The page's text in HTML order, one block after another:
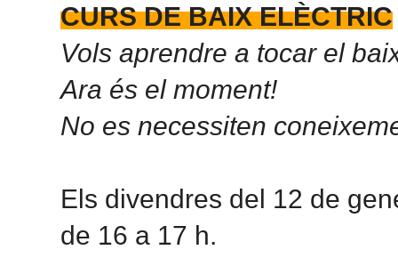
CURS DE BAIX ELÈCTRIC
Vols aprendre a tocar el
Ara és el moment!
No es necessiten
Els divendres del 12 de
de 16 a 17 h.